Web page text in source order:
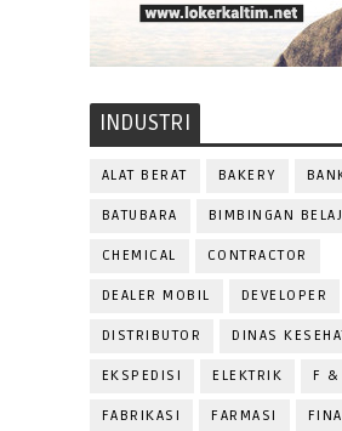
INDUSTRI
ALAT BERAT BAKERY
BATUBARA BIMBINGAN
CHEMICAL CONTRACTOR
DEALER MOBIL DEVELOPER
DISTRIBUTOR DINAS
EKSPEDISI ELEKTRIK F &
FABRIKASI FARMASI